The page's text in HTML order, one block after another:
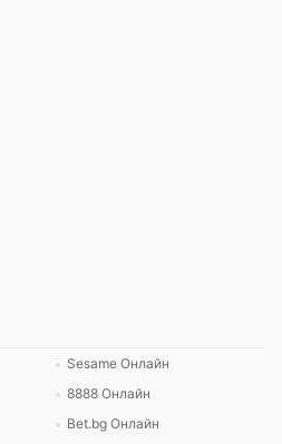
Sesame Онлайн
8888 Онлайн
Bet.bg Онлайн